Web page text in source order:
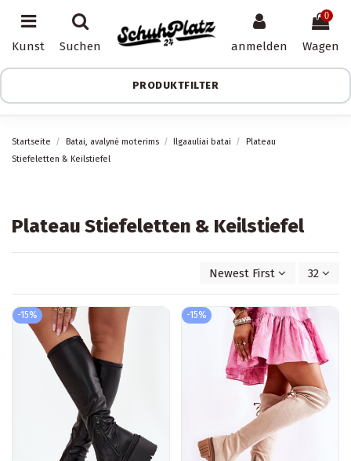
Kunst Suchen anmelden
0
Wagen
PRODUKTFILTER
Startseite Batai, avalynė moterims Ilgaauliai batai
Plateau
Stiefeletten & Keilstiefel
Plateau Stiefeletten & Keilstiefel
Newest First 32
-15% -15%